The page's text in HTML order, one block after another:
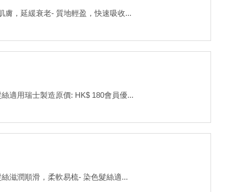
膚，延緩衰老- 質地輕盈，快速吸收...
適用瑞士製造原價: HK$ 180會員優...
滋潤順滑，柔軟易梳- 染色髮絲適...